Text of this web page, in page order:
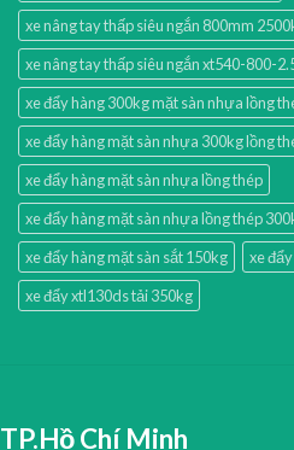
xe nâng tay thấp siêu ngắn 800mm
xe nâng tay thấp siêu ngắn xt540-800-
xe đẩy hàng 300kg mặt sàn nhựa lồng
xe đẩy hàng mặt sàn nhựa 300kg lồng
xe đẩy hàng mặt sàn nhựa lồng thép
xe đẩy hàng mặt sàn nhựa lồng thép
xe đẩy hàng mặt sàn sắt 150kg
xe
xe đẩy xtl130ds tải 350kg
TP.Hồ Chí Minh